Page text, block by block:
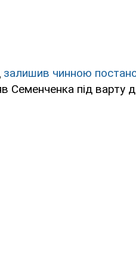
залишив чинною
Семенченка під варту